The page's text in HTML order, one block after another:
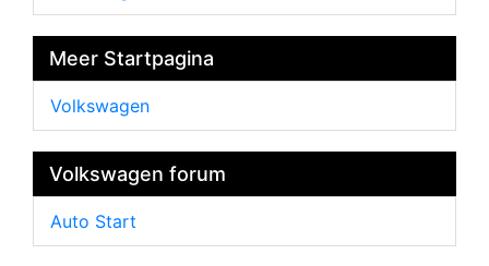
Meer Startpagina
Volkswagen
Volkswagen forum
Auto Start